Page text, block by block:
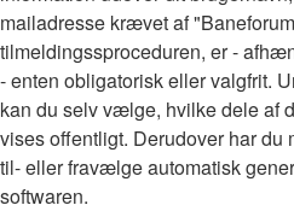
mailadresse krævet af
tilmeldingssproceduren, er -
- enten obligatorisk eller valgfrit.
kan du selv vælge, hvilke dele af
vises offentligt. Derudover har du
til- eller fravælge automatisk
softwaren.